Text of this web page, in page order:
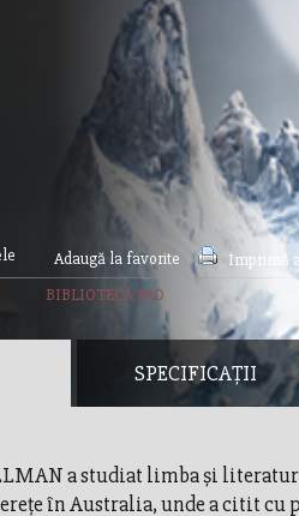
Adaugă la favorite
Imprimă
BIBLIOTECA RAO
SPECIFICAȚII
a studiat limba şi
în Australia, unde a citit cu